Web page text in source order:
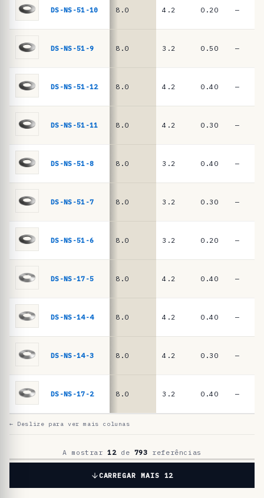
f
ê
c
s
p
a
N
0
3
molas
prato
2093
DIN
16983
DS-NS-51-10 8.0 4.2 0.20 —
DS-NS-51-9 8.0 3.2 0.50 —
DS-NS-51-12 8.0 4.2 0.40 —
DS-NS-51-11 8.0 4.2 0.30 —
DS-NS-51-8 8.0 3.2 0.40 —
DS-NS-51-7 8.0 3.2 0.30 —
DS-NS-51-6 8.0 3.2 0.20 —
DS-NS-17-5 8.0 4.2 0.40 —
DS-NS-14-4 8.0 4.2 0.40 —
DS-NS-14-3 8.0 4.2 0.30 —
DS-NS-17-2 8.0 3.2 0.40 —
← Deslize para ver mais colunas
A mostrar12de 793 referências
CARREGAR MAIS 12